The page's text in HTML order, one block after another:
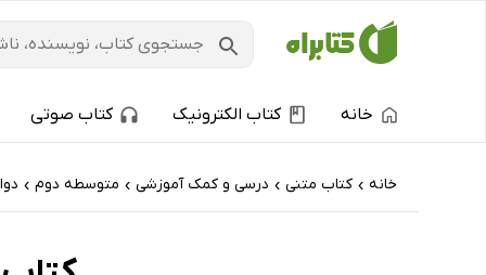
خانه کتاب الکترونیک کتاب صوتی
خانه › کتاب‌ متنی › درسی و کمک آموزشی › متوسطه دوم ›